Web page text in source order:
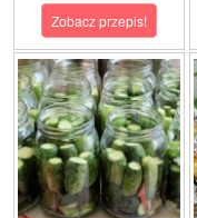
Zobacz przepis!